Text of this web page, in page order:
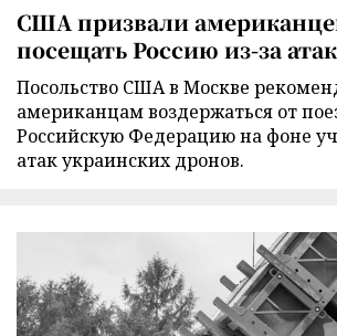
США призвали
посещать Россию из-за
Посольство США в Москве
американцам воздержаться от
Российскую Федерацию на фоне
атак украинских дронов.